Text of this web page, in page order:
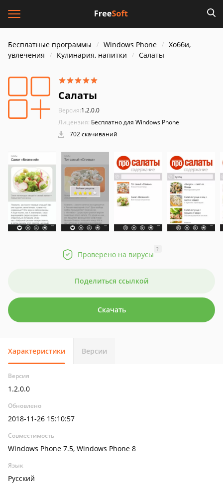
Бесплатные программы Windows Phone
Хобби,
увлечения
Кулинария, напитки Салаты
Салаты
Версия:1.2.0.0
Лицензия: Бесплатно для Windows Phone
702 скачиваний
Проверено на вирусы
?
Поделиться ссылкой
Скачать
Характеристики Версии
Версия
1.2.0.0
Обновлено
2018-11-26 15:10:57
Совместимость
Windows Phone 7.5, Windows Phone 8
Язык
Русский